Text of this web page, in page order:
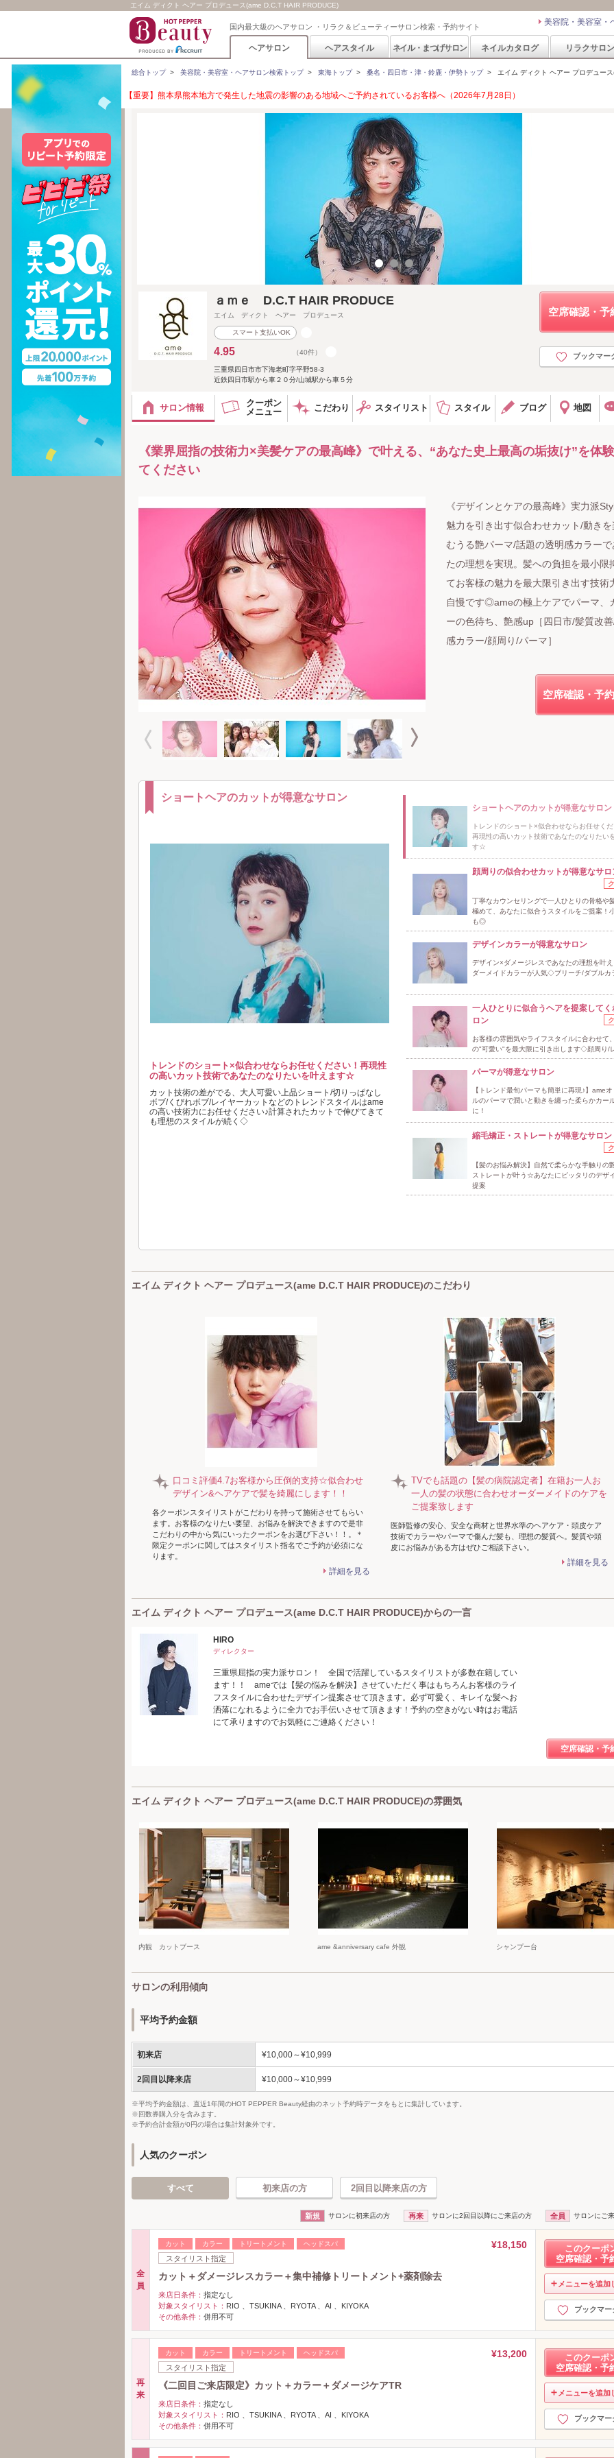
エイム ディクト ヘアー プロデュース(ame D.C.T HAIR PRODUCE)
国内最大級のヘアサロン ・リラク＆ビューティーサロン検索・予約サイト 美容院・美容室・
ヘアサロン ヘアスタイル ネイル・まつげサロン ネイルカタログ リラクサロン
総合トップ> 美容院・美容室・ヘアサロン検索トップ> 東海トップ> 桑名・四日市・津・鈴鹿・伊勢トップ> エイム ディクト ヘアー プロデュー
【重要】熊本県熊本地方で発生した地震の影響のある地域へご予約されているお客様へ（2026年7月28日）
空席確認・予
ブックマー
ａｍｅ D.C.T HAIR PRODUCE
エイム ディクト ヘアー プロデュース
スマート支払いOK
4.95 （40件）
三重県四日市市下海老町字平野58-3
近鉄四日市駅から車２０分/山城駅から車５分
サロン情報
クーポン
メニュー
こだわり スタイリスト スタイル ブログ 地図
《業界屈指の技術力×美髪ケアの最高峰》で叶える、“あなた史上最高の垢抜け”を体
てください
《デザインとケアの最高峰》実力派
魅力を引き出す似合わせカット/動きを
むうる艶パーマ/話題の透明感カラーで
たの理想を実現。髪への負担を最小限
てお客様の魅力を最大限引き出す技術
自慢です◎ameの極上ケアでパーマ、
ーの色待ち、艶感up［四日市/髪質改
感カラー/顔周り/パーマ］
空席確認・予
ショートヘアのカットが得意なサロン
トレンドのショート×似合わせならお任せください！再現性
の高いカット技術であなたのなりたいを叶えます☆
カット技術の差がでる、大人可愛い上品ショート/切りっぱなし
ボブ/くびれボブ/レイヤーカットなどのトレンドスタイルはame
の高い技術力にお任せください♪計算されたカットで伸びてきて
も理想のスタイルが続く◇
ショートヘアのカットが得意なサロン
トレンドのショート×似合わせならお任せく
再現性の高いカット技術であなたのなりたい
す☆
顔周りの似合わせカットが得意なサロ
丁寧なカウンセリングで一人ひとりの骨格や
極めて、あなたに似合うスタイルをご提案！
も◎
デザインカラーが得意なサロン
デザイン×ダメージレスであなたの理想を叶
ダーメイドカラーが人気◇ブリーチ/ダブルカ
一人ひとりに似合うヘアを提案してく
ロン
お客様の雰囲気やライフスタイルに合わせて
の"可愛い"を最大限に引き出します◇顔周り/
パーマが得意なサロン
【トレンド最旬パーマも簡単に再現♪】ame
ルのパーマで潤いと動きを纏った柔らかカー
に！
縮毛矯正・ストレートが得意なサロン
【髪のお悩み解決】自然で柔らかな手触りの
ストレートが叶う☆あなたにピッタリのデザ
提案
エイム ディクト ヘアー プロデュース(ame D.C.T HAIR PRODUCE)のこだわり
口コミ評価4.7お客様から圧倒的支持☆似合わせ
デザイン&ヘアケアで髪を綺麗にします！！
各クーポンスタイリストがこだわりを持って施術させてもらい
ます。お客様のなりたい要望、お悩みを解決できますので是非
こだわりの中から気にいったクーポンをお選び下さい！！。＊
限定クーポンに関してはスタイリスト指名でご予約が必須にな
ります。
詳細を見る
TVでも話題の【髪の病院認定者】在籍お一人お
一人の髪の状態に合わせオーダーメイドのケアを
ご提案致します
医師監修の安心、安全な商材と世界水準のヘアケア・頭皮ケア
技術でカラーやパーマで傷んだ髪も、理想の髪質へ。髪質や頭
皮にお悩みがある方はぜひご相談下さい。
詳細を見る
エイム ディクト ヘアー プロデュース(ame D.C.T HAIR PRODUCE)からの一言
HIRO
ディレクター
三重県屈指の実力派サロン！ 全国で活躍しているスタイリストが多数在籍してい
ます！！ ameでは【髪の悩みを解決】させていただく事はもちろんお客様のライ
フスタイルに合わせたデザイン提案させて頂きます。必ず可愛く、キレイな髪へお
洒落になれるように全力でお手伝いさせて頂きます！予約の空きがない時はお電話
にて承りますのでお気軽にご連絡ください！
空席確認・予
エイム ディクト ヘアー プロデュース(ame D.C.T HAIR PRODUCE)の雰囲気
内観 カットブース ame &anniversary cafe 外観 シャンプー台
サロンの利用傾向
平均予約金額
初来店 ¥10,000～¥10,999
2回目以降来店 ¥10,000～¥10,999
※平均予約金額は、直近1年間のHOT PEPPER Beauty経由のネット予約時データをもとに集計しています。
※回数券購入分を含みます。
※予約合計金額が0円の場合は集計対象外です。
人気のクーポン
すべて 初来店の方 2回目以降来店の方
新規 サロンに初来店の方 再来 サロンに2回目以降にご来店の方 全員 サロンにご
全
員
カット カラー トリートメント ヘッドスパ
スタイリスト指定
¥18,150
カット＋ダメージレスカラー＋集中補修トリートメント+薬剤除去
来店日条件： 指定なし
対象スタイリスト： RIO 、TSUKINA 、RYOTA 、AI 、KIYOKA
その他条件： 併用不可
このクーポ
空席確認・予
メニューを追加
ブックマー
再
来
カット カラー トリートメント ヘッドスパ
スタイリスト指定
¥13,200
《二回目ご来店限定》カット＋カラー＋ダメージケアTR
来店日条件： 指定なし
対象スタイリスト： RIO 、TSUKINA 、RYOTA 、AI 、KIYOKA
その他条件： 併用不可
このクーポ
空席確認・予
メニューを追加
ブックマー